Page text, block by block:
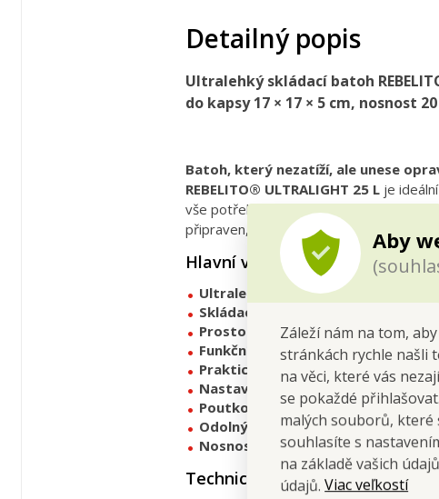
Aby
Záleží nám na tom,
stránkách rychle našli
na věci, které vás
se pokaždé
malých souborů, které
souhlasíte s
na základě vašich
údajů.Viac veľkostí
Detailný popis
Ultralehký skládací batoh
do kapsy 17 × 17 × 5 cm, nosnost
Batoh, který nezatíží, ale unese
REBELITO® ULTRALIGHT 25 Lje
vše potřebné na výlet, sport i
připraven, když ho potřebuješ.
Hlavní výhody
Ultralehký design– váží jen
Skládací systém
Prostorný objem 25 L– dostatek
Funkční kapsy– hlavní oddíl se
Praktická přední guma– ideální na
Nastavitelné ramenní popruhy
–
Poutko na pověšení– snadné
Odolný nepromokavý materiál–
Nosnost 20 kg– přestože je lehký,
Technické parametry